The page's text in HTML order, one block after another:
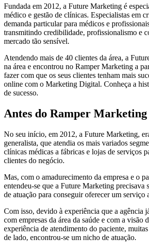
Fundada em 2012, a Future Marketing é
médico e gestão de clínicas. Especialistas em
demanda particular para médicos e
transmitindo credibilidade, profissionalismo e
mercado tão sensível.
Atendendo mais de 40 clientes da área, a
na área e encontrou no Ramper Marketing a
fazer com que os seus clientes tenham mais
online com o Marketing Digital. Conheça a
de sucesso.
Antes do Ramper Marketing
No seu início, em 2012, a Future Marketing,
generalista, que atendia os mais variados
clínicas médicas a fábricas e lojas de serviços
clientes do negócio.
Mas, com o amadurecimento da empresa e o
entendeu-se que a Future Marketing precisava
de atuação para conseguir oferecer um serviço
Com isso, devido à experiência que a agência
com empresas da área da saúde e com a visão
experiência de atendimento do paciente,
de lado, encontrou-se um nicho de atuação.